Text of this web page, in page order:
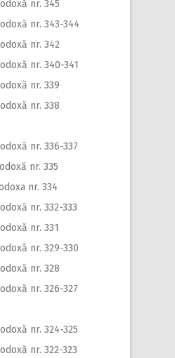
nr. 345
nr. 343-344
nr. 342
nr. 340-341
nr. 339
nr. 338
nr. 336-337
nr. 335
nr. 334
nr. 332-333
nr. 331
nr. 329-330
nr. 328
nr. 326-327
nr. 324-325
nr. 322-323